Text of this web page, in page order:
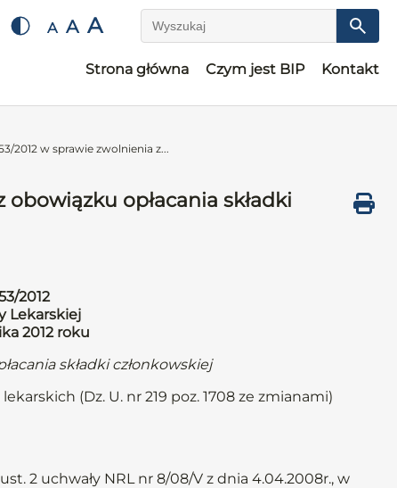
A A A Wyszukaj
Strona główna Czym jest BIP Kontakt
2012 w sprawie zwolnienia z...
obowiązku opłacania składki
2012
Lekarskiej
2012 roku
składki członkowskiej
(Dz. U. nr 219 poz. 1708 ze zmianami)
2 uchwały NRL nr 8/08/V z dnia 4.04.2008r., w